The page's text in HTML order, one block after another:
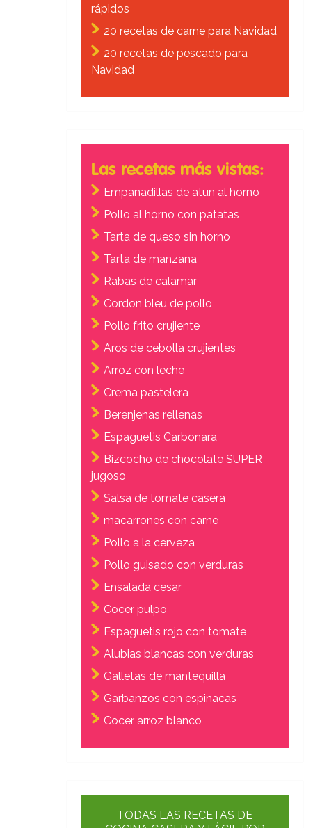
rápidos
20 recetas de carne para Navidad
20 recetas de pescado para
Navidad
Las recetas más vistas:
Empanadillas de atun al horno
Pollo al horno con patatas
Tarta de queso sin horno
Tarta de manzana
Rabas de calamar
Cordon bleu de pollo
Pollo frito crujiente
Aros de cebolla crujientes
Arroz con leche
Crema pastelera
Berenjenas rellenas
Espaguetis Carbonara
Bizcocho de chocolate SUPER
jugoso
Salsa de tomate casera
macarrones con carne
Pollo a la cerveza
Pollo guisado con verduras
Ensalada cesar
Cocer pulpo
Espaguetis rojo con tomate
Alubias blancas con verduras
Galletas de mantequilla
Garbanzos con espinacas
Cocer arroz blanco
TODAS LAS RECETAS DE